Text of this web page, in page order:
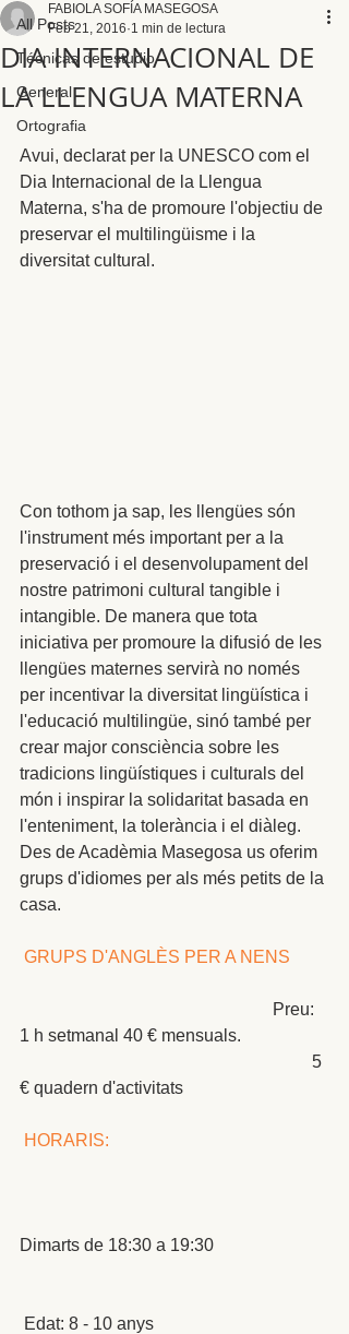
All Posts
Técnicas de estudio
General
Ortografia
DIA INTERNACIONAL DE
LA LLENGUA MATERNA
FABIOLA SOFÍA MASEGOSA
Feb 21, 2016 1 min de lectura
Avui, declarat per la UNESCO com el
Dia Internacional de la Llengua
Materna, s'ha de promoure l'objectiu de
preservar el multilingüisme i la
diversitat cultural.
Con tothom ja sap, les llengües són
l'instrument més important per a la
preservació i el desenvolupament del
nostre patrimoni cultural tangible i
intangible. De manera que tota
iniciativa per promoure la difusió de les
llengües maternes servirà no només
per incentivar la diversitat lingüística i
l'educació multilingüe, sinó també per
crear major consciència sobre les
tradicions lingüístiques i culturals del
món i inspirar la solidaritat basada en
l'enteniment, la tolerància i el diàleg.
Des de Acadèmia Masegosa us oferim
grups d'idiomes per als més petits de la
casa.
GRUPS D'ANGLÈS PER A NENS
1 h setmanal 40 € mensuals.
€ quadern d'activitats
HORARIS:
Dimarts de 18:30 a 19:30
Edat: 8 - 10 anys